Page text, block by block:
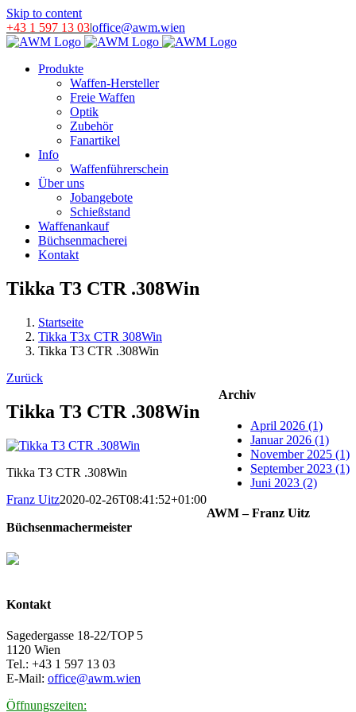
Skip to content
+43 1 597 13 03|office@awm.wien
Produkte
Waffen-Hersteller
Freie Waffen
Optik
Zubehör
Fanartikel
Info
Waffenführerschein
Über uns
Jobangebote
Schießstand
Waffenankauf
Büchsenmacherei
Kontakt
Tikka T3 CTR .308Win
Startseite
Tikka T3x CTR 308Win
Tikka T3 CTR .308Win
Zurück
Tikka T3 CTR .308Win
Tikka T3 CTR .308Win
Franz Uitz2020-02-26T08:41:52+01:00
Archiv
April 2026 (1)
Januar 2026 (1)
November 2025 (1)
September 2023 (1)
Juni 2023 (2)
AWM – Franz Uitz
Büchsenmachermeister
Kontakt
Sagedergasse 18-22/TOP 5
1120 Wien
Tel.: +43 1 597 13 03
E-Mail: office@awm.wien
Öffnungszeiten: